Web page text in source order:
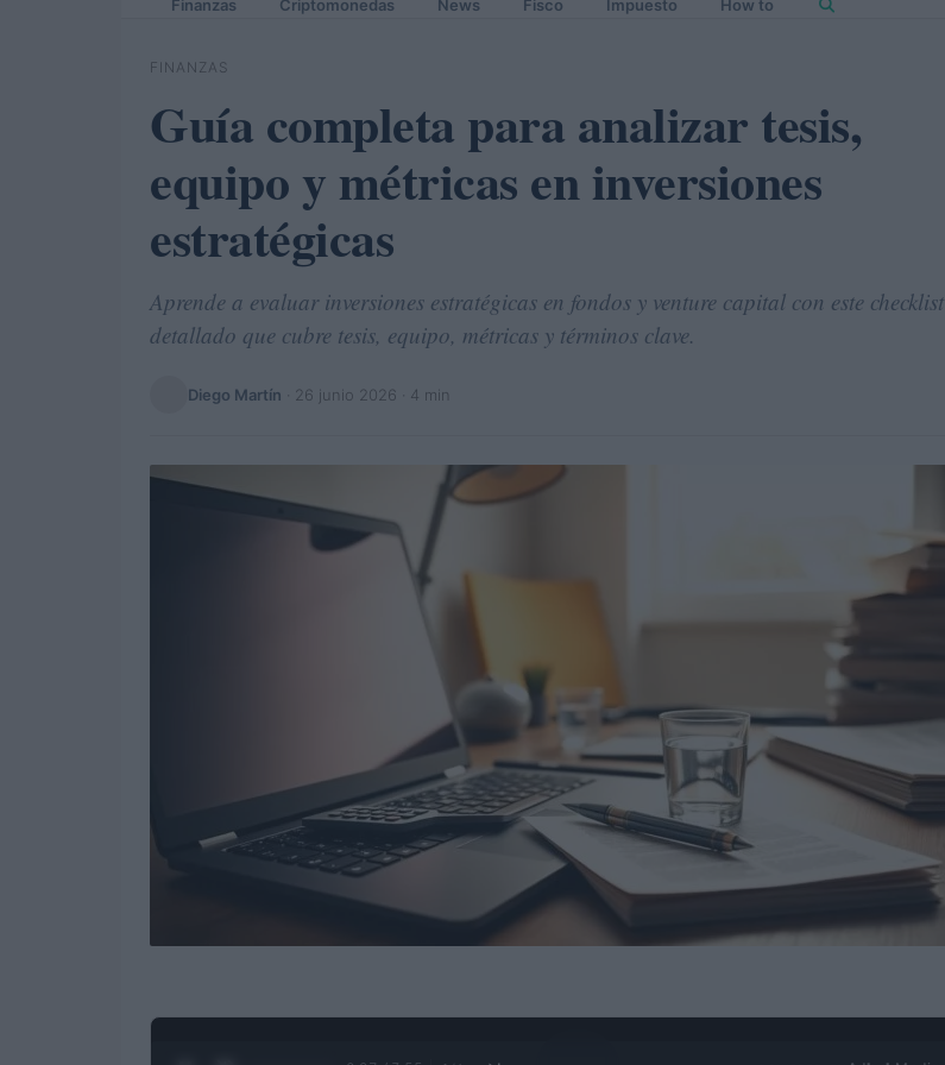
Finanzas Criptomonedas News Fisco Impuesto How to
FINANZAS
Guía completa para analizar tesis,
equipo y métricas en inversiones
estratégicas
Aprende a evaluar inversiones estratégicas en fondos y venture capital con este checklist
detallado que cubre tesis, equipo, métricas y términos clave.
Diego Martín 26 junio 2026 · 4 min